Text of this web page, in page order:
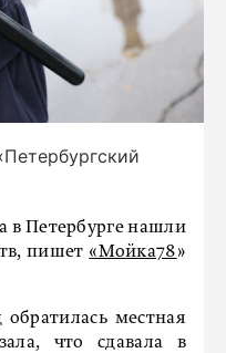
в Петербурге нашли
пишет «Мойка78»
местная
что сдавала в